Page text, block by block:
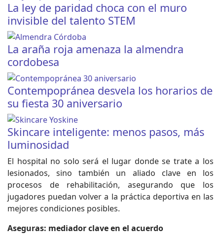
La ley de paridad choca con el muro
invisible del talento STEM
La araña roja amenaza la almendra
cordobesa
Contempopránea desvela los horarios de
su fiesta 30 aniversario
Skincare inteligente: menos pasos, más
luminosidad
El hospital no solo será el lugar donde se trate a los
lesionados, sino también un aliado clave en los
procesos de rehabilitación, asegurando que los
jugadores puedan volver a la práctica deportiva en las
mejores condiciones posibles.
Aseguras: mediador clave en el acuerdo